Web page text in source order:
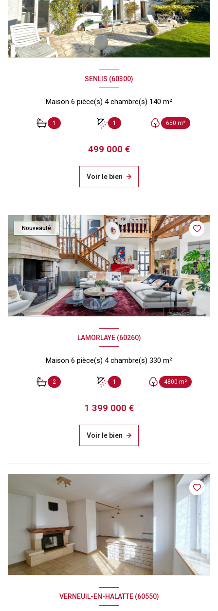
SENLIS (60300)
Maison 6 pièce(s) 4 chambre(s) 140 m²
1 1 650 m²
499 000 €
Voir le bien
Nouveauté
LAMORLAYE (60260)
Maison 6 pièce(s) 4 chambre(s) 330 m²
2 1 4800 m²
1 399 000 €
Voir le bien
VERNEUIL-EN-HALATTE (60550)